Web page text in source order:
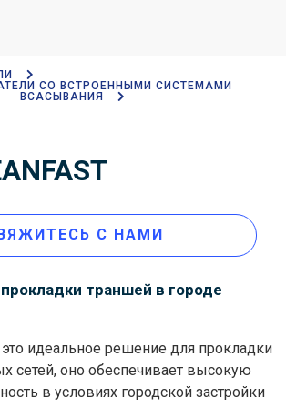
СО ВСТРОЕННЫМИ СИСТЕМАМИ
ВСАСЫВАНИЯ
С НАМИ
траншей в городе
идеальное решение для прокладки
сетей, оно обеспечивает высокую
в условиях городской застройки